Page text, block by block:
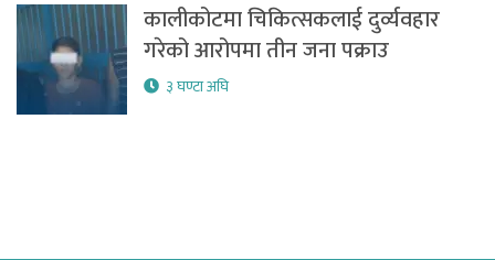
कालीकोटमा चिकित्सकलाई दुर्व्यवहार
गरेको आरोपमा तीन जना पक्राउ
३ घण्टा अघि